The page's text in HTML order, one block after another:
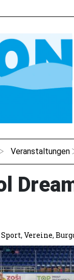
Veranstaltungen
Sport, Vereine,